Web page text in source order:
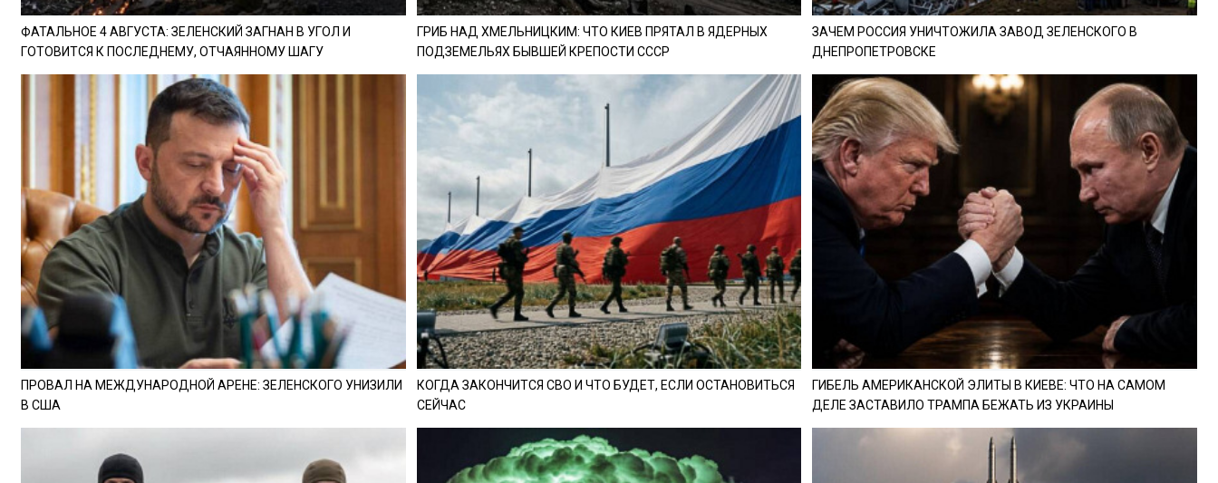
ФАТАЛЬНОЕ 4 АВГУСТА: ЗЕЛЕНСКИЙ ЗАГНАН В УГОЛ И
ГОТОВИТСЯ К ПОСЛЕДНЕМУ, ОТЧАЯННОМУ ШАГУ
ГРИБ НАД ХМЕЛЬНИЦКИМ: ЧТО КИЕВ ПРЯТАЛ В ЯДЕРНЫХ
ПОДЗЕМЕЛЬЯХ БЫВШЕЙ КРЕПОСТИ СССР
ЗАЧЕМ РОССИЯ УНИЧТОЖИЛА ЗАВОД ЗЕЛЕНСКОГО В
ДНЕПРОПЕТРОВСКЕ
ПРОВАЛ НА МЕЖДУНАРОДНОЙ АРЕНЕ: ЗЕЛЕНСКОГО УНИЗИЛИ
В США
КОГДА ЗАКОНЧИТСЯ СВО И ЧТО БУДЕТ, ЕСЛИ ОСТАНОВИТЬСЯ
СЕЙЧАС
ГИБЕЛЬ АМЕРИКАНСКОЙ ЭЛИТЫ В КИЕВЕ: ЧТО НА САМОМ
ДЕЛЕ ЗАСТАВИЛО ТРАМПА БЕЖАТЬ ИЗ УКРАИНЫ